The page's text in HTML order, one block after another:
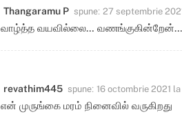
Thangaramu P spune: 27 septembrie
வாழ்த்த வயவில்லை…
revathim445 spune: 16 octombrie 2021 la
என் முருங்கை மரம் நினைவில் வருகிறது